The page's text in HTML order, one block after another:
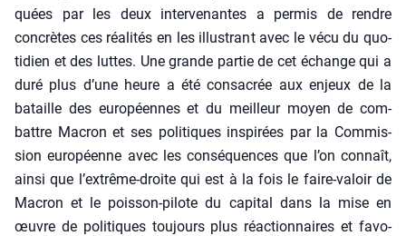
quées par les deux inter­ve­nantes a per­mis de rendre
concrètes ces réa­li­tés en les illus­trant avec le vécu du quo­
ti­dien et des luttes. Une grande par­tie de cet échange qui a
duré plus d’une heure a été consa­crée aux enjeux de la
bataille des euro­péennes et du meilleur moyen de com­
battre Macron et ses poli­tiques ins­pi­rées par la Com­mis­
sion euro­péenne avec les consé­quences que l’on connaît,
ain­si que l’extrême-droite qui est à la fois le faire-valoir de
Macron et le pois­son-pilote du capi­tal dans la mise en
œuvre de poli­tiques tou­jours plus réac­tion­naires et favo­